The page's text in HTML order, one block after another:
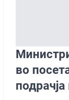
во